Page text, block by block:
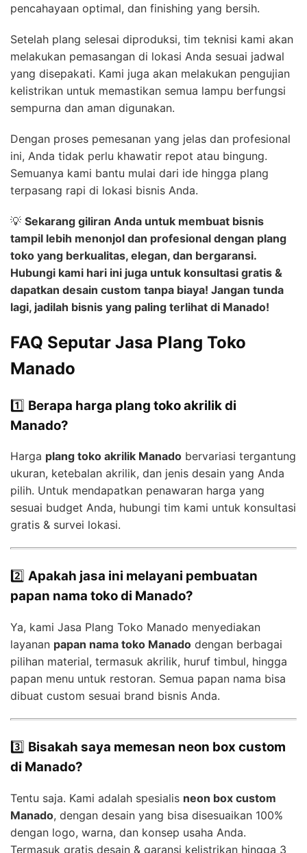
pencahayaan optimal, dan finishing yang bersih.
Setelah plang selesai diproduksi, tim teknisi kami akan
melakukan pemasangan di lokasi Anda sesuai jadwal
yang disepakati. Kami juga akan melakukan pengujian
kelistrikan untuk memastikan semua lampu berfungsi
sempurna dan aman digunakan.
Dengan proses pemesanan yang jelas dan profesional
ini, Anda tidak perlu khawatir repot atau bingung.
Semuanya kami bantu mulai dari ide hingga plang
terpasang rapi di lokasi bisnis Anda.
💡 Sekarang giliran Anda untuk membuat bisnis
tampil lebih menonjol dan profesional dengan plang
toko yang berkualitas, elegan, dan bergaransi.
Hubungi kami hari ini juga untuk konsultasi gratis &
dapatkan desain custom tanpa biaya! Jangan tunda
lagi, jadilah bisnis yang paling terlihat di Manado!
FAQ Seputar Jasa Plang Toko
Manado
1️⃣ Berapa harga plang toko akrilik di
Manado?
Harga plang toko akrilik Manado bervariasi tergantung
ukuran, ketebalan akrilik, dan jenis desain yang Anda
pilih. Untuk mendapatkan penawaran harga yang
sesuai budget Anda, hubungi tim kami untuk konsultasi
gratis & survei lokasi.
2️⃣ Apakah jasa ini melayani pembuatan
papan nama toko di Manado?
Ya, kami Jasa Plang Toko Manado menyediakan
layanan papan nama toko Manado dengan berbagai
pilihan material, termasuk akrilik, huruf timbul, hingga
papan menu untuk restoran. Semua papan nama bisa
dibuat custom sesuai brand bisnis Anda.
3️⃣ Bisakah saya memesan neon box custom
di Manado?
Tentu saja. Kami adalah spesialis neon box custom
Manado, dengan desain yang bisa disesuaikan 100%
dengan logo, warna, dan konsep usaha Anda.
Termasuk gratis desain & garansi kelistrikan hingga 3